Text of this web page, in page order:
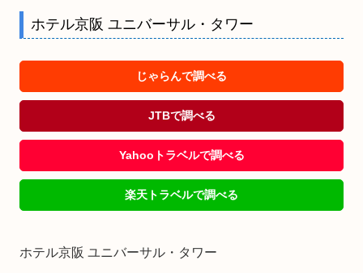
ホテル京阪 ユニバーサル・タワー
じゃらんで調べる
JTBで調べる
Yahooトラベルで調べる
楽天トラベルで調べる
ホテル京阪 ユニバーサル・タワー